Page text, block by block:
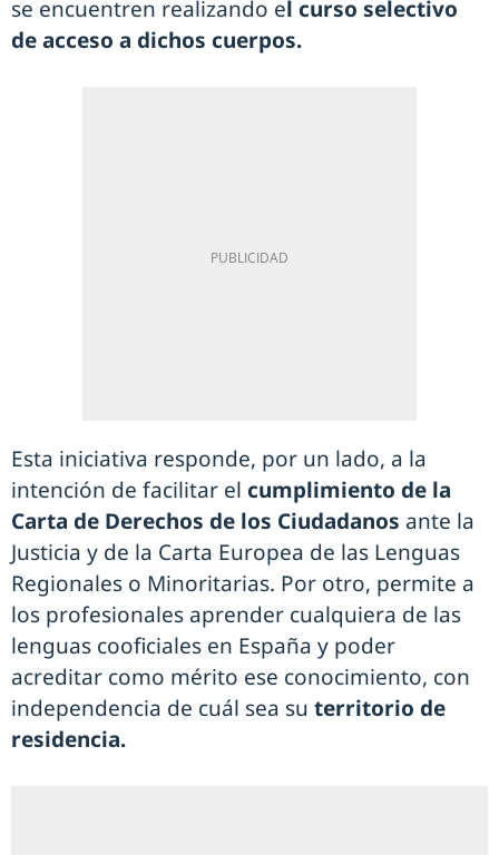
se encuentren realizando el curso selectivo
de acceso a dichos cuerpos.
Esta iniciativa responde, por un lado, a la
intención de facilitar el cumplimiento de la
Carta de Derechos de los Ciudadanos ante la
Justicia y de la Carta Europea de las Lenguas
Regionales o Minoritarias. Por otro, permite a
los profesionales aprender cualquiera de las
lenguas cooficiales en España y poder
acreditar como mérito ese conocimiento, con
independencia de cuál sea su territorio de
residencia.